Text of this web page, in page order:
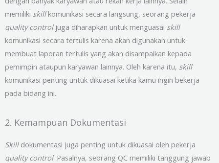
memiliki skillkomunikasi secara langsung, seorang pekerja
quality controljuga diharapkan untuk menguasai skill
komunikasi secara tertulis karena akan digunakan untuk
membuat laporan tertulis yang akan disampaikan kepada
pemimpin ataupun karyawan lainnya. Oleh karena itu, skill
komunikasi penting untuk dikuasai ketika kamu ingin bekerja
pada bidang ini.
2. Kemampuan Dokumentasi
Skilldokumentasi juga penting untuk dikuasai oleh pekerja
quality control. Pasalnya, seorang QC memiliki tanggung jawab